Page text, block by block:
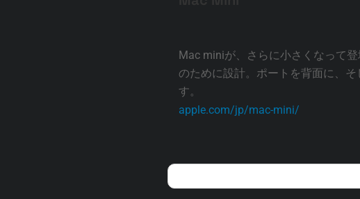
Mac miniが、さらに小さくなって
のために設計。ポートを背面に、
す。
apple.com/jp/mac-mini/